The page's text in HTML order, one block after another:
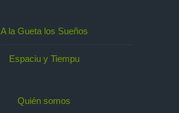
A la Gueta los Sueños
Espaciu y Tiempu
Quién somos